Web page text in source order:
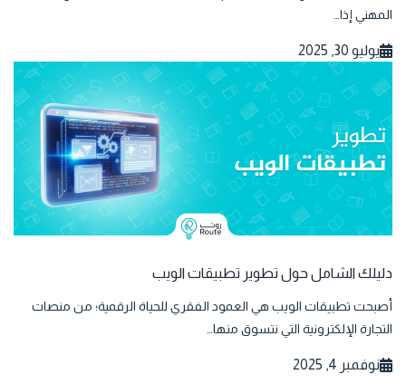
المهني إذا…
يوليو 30, 2025
دليلك الشامل حول تطوير تطبيقات الويب
أصبحت تطبيقات الويب هي العمود الفقري للحياة الرقمية؛ من منصات
التجارة الإلكترونية التي نتسوق منها…
نوفمبر 4, 2025